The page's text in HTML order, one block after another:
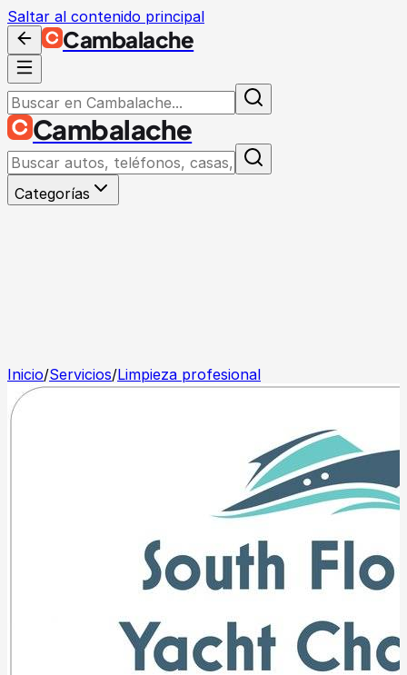
Saltar al contenido principal
Cambalache
Cambalache
Categorías
Inicio/Servicios/Limpieza profesional